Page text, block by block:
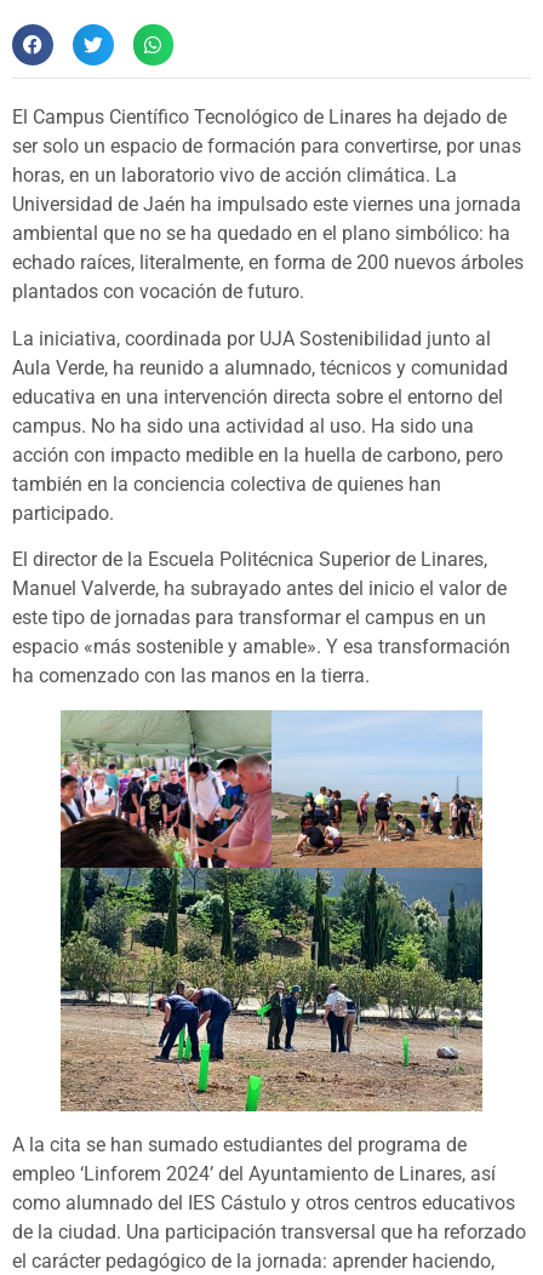
El Campus Científico Tecnológico de Linares ha dejado de
ser solo un espacio de formación para convertirse, por unas
horas, en un laboratorio vivo de acción climática. La
Universidad de Jaén ha impulsado este viernes una jornada
ambiental que no se ha quedado en el plano simbólico: ha
echado raíces, literalmente, en forma de 200 nuevos árboles
plantados con vocación de futuro.
La iniciativa, coordinada por UJA Sostenibilidad junto al
Aula Verde, ha reunido a alumnado, técnicos y comunidad
educativa en una intervención directa sobre el entorno del
campus. No ha sido una actividad al uso. Ha sido una
acción con impacto medible en la huella de carbono, pero
también en la conciencia colectiva de quienes han
participado.
El director de la Escuela Politécnica Superior de Linares,
Manuel Valverde, ha subrayado antes del inicio el valor de
este tipo de jornadas para transformar el campus en un
espacio «más sostenible y amable». Y esa transformación
ha comenzado con las manos en la tierra.
A la cita se han sumado estudiantes del programa de
empleo ‘Linforem 2024’ del Ayuntamiento de Linares, así
como alumnado del IES Cástulo y otros centros educativos
de la ciudad. Una participación transversal que ha reforzado
el carácter pedagógico de la jornada: aprender haciendo,